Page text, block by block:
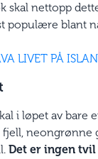
skal nettopp
populære blant
LIVET PÅ
i løpet av bare
neongrønne
Det er ingen